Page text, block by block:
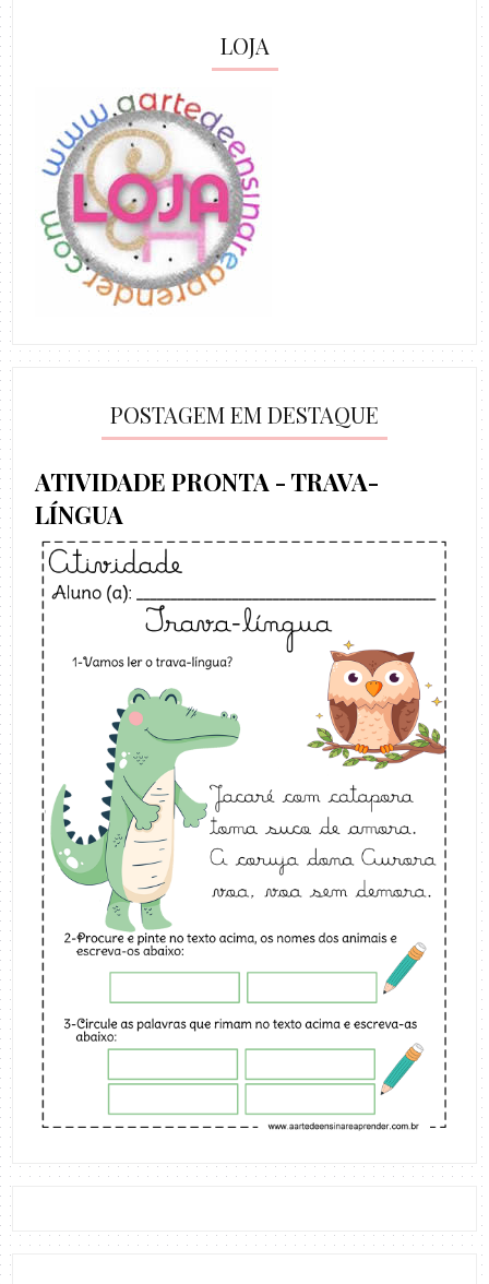
LOJA
POSTAGEM EM DESTAQUE
ATIVIDADE PRONTA - TRAVA-
LÍNGUA